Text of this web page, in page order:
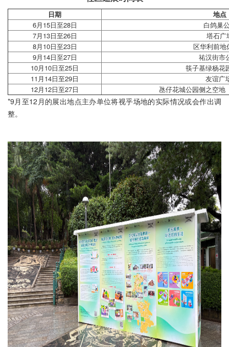
日期
地点
6月15日至28日
白鸽巢
7月13日至26日
塔石广
8月10日至23日
区华利前地
9月14日至27日
祐汉街市
10月10日至25日
筷子基绿杨花
11月14日至29日
友谊广
12月12日至27日
氹仔花城公园侧之空地
*9月至12月的展出地点主办单位将视乎场地的实际情况或会作出调
整。